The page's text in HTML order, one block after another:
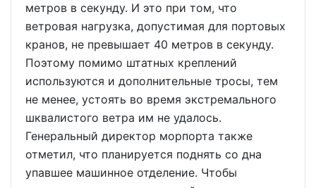
метров в секунду. И это при том, что
ветровая нагрузка, допустимая для портовых
кранов, не превышает 40 метров в секунду.
Поэтому помимо штатных креплений
используются и дополнительные тросы, тем
не менее, устоять во время экстремального
шквалистого ветра им не удалось.
Генеральный директор морпорта также
отметил, что планируется поднять со дна
упавшее машинное отделение. Чтобы